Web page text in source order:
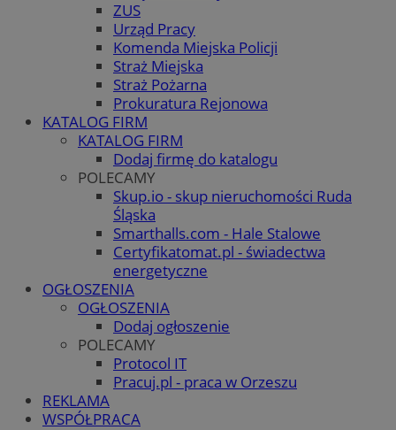
ZUS
Urząd Pracy
Komenda Miejska Policji
Straż Miejska
Straż Pożarna
Prokuratura Rejonowa
KATALOG FIRM
KATALOG FIRM
Dodaj firmę do katalogu
POLECAMY
Skup.io - skup nieruchomości Ruda
Śląska
Smarthalls.com - Hale Stalowe
Certyfikatomat.pl - świadectwa
energetyczne
OGŁOSZENIA
OGŁOSZENIA
Dodaj ogłoszenie
POLECAMY
Protocol IT
Pracuj.pl - praca w Orzeszu
REKLAMA
WSPÓŁPRACA